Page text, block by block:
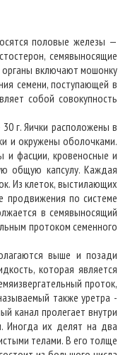
половые железы —
семявыносящие
органы включают мошонку
семени, поступающей в
собой совокупность
г. Яички расположены в
и окружены оболочками.
и фасции, кровеносные и
общую капсулу. Каждая
Из клеток, выстилающих
продвижения по системе
в семявыносящий
протоком семенного
выше и позади
которая является
проток,
также уретра -
канал пролегает внутри
Иногда их делят на два
телами. В его толще